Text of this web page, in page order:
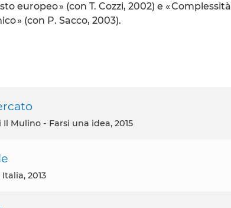
europeo » (con T. Cozzi, 2002) e « Complessità
» (con P. Sacco, 2003).
Mulino - Farsi una idea, 2015
2013